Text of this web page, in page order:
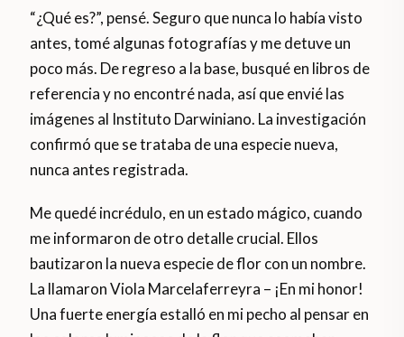
“¿Qué es?”, pensé. Seguro que nunca lo había visto
antes, tomé algunas fotografías y me detuve un
poco más. De regreso a la base, busqué en libros de
referencia y no encontré nada, así que envié las
imágenes al Instituto Darwiniano. La investigación
confirmó que se trataba de una especie nueva,
nunca antes registrada.
Me quedé incrédulo, en un estado mágico, cuando
me informaron de otro detalle crucial. Ellos
bautizaron la nueva especie de flor con un nombre.
La llamaron Viola Marcelaferreyra – ¡En mi honor!
Una fuerte energía estalló en mi pecho al pensar en